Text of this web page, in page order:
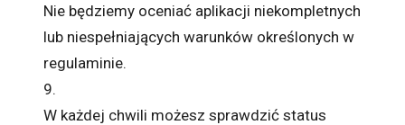
Nie będziemy oceniać aplikacji niekompletnych
lub niespełniających warunków określonych w
regulaminie.
9.
W każdej chwili możesz sprawdzić status